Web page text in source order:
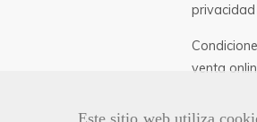
Este sitio web utiliza
privacidad
venta